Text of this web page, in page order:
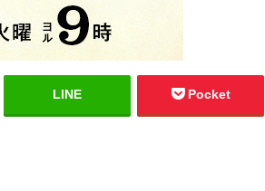
LINE Pocket